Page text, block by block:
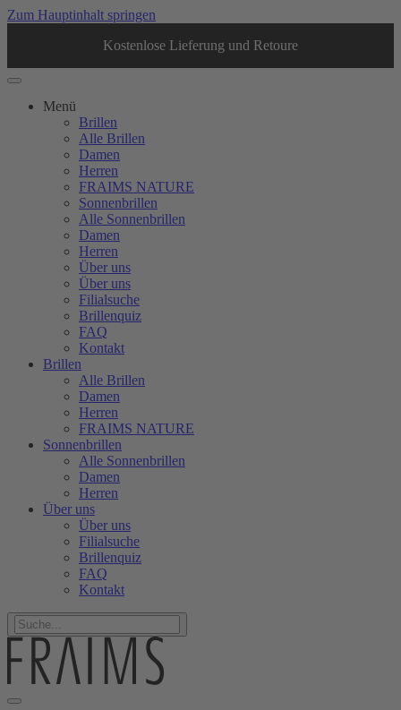
Zum Hauptinhalt springen
Kostenlose Lieferung und Retoure
Menü
Brillen
Alle Brillen
Damen
Herren
FRAIMS NATURE
Sonnenbrillen
Alle Sonnenbrillen
Damen
Herren
Über uns
Über uns
Filialsuche
Brillenquiz
FAQ
Kontakt
Brillen
Alle Brillen
Damen
Herren
FRAIMS NATURE
Sonnenbrillen
Alle Sonnenbrillen
Damen
Herren
Über uns
Über uns
Filialsuche
Brillenquiz
FAQ
Kontakt